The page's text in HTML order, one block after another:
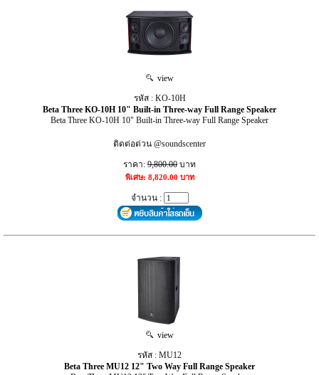
view
รหัส : KO-10H
Beta Three KO-10H 10" Built-in Three-way Full Range Speaker
Beta Three KO-10H 10" Built-in Three-way Full Range Speaker
ติดต่อด่วน @soundscenter
ราคา: 9,800.00 บาท
พิเศษ: 8,820.00 บาท
จำนวน :
view
รหัส : MU12
Beta Three MU12 12" Two Way Full Range Speaker